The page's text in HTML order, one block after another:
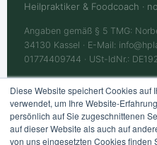
Diese Website speichert Cookies auf
verwendet, um Ihre Website-
persönlich auf Sie zugeschnittenen
auf dieser Website als auch auf
von uns eingesetzten Cookies finden
Heilpraktiker & Foodcoach ·
Angaben gemäß § 5 TMG:
34130 Kassel · E-Mail:
01774409744 · USt-IdNr.:
ImpressumDatenschutzAGB